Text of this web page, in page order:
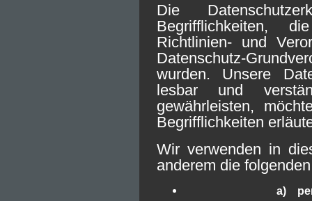
Die
Begrifflichkeiten,
Richtlinien- und
Datenschutz-
wurden. Unsere
lesbar und
gewährleisten,
Begrifflichkeiten
Wir verwenden in
anderem die
a)